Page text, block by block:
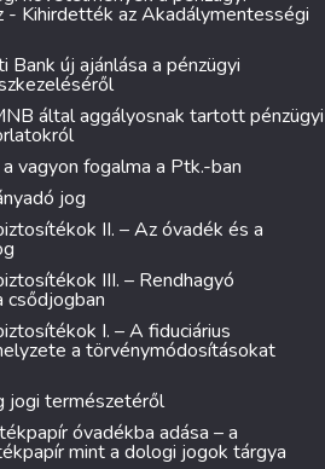
- Kihirdették az Akadálymentességi
új ajánlása a pénzügyi
által aggályosnak tartott pénzügyi
vagyon fogalma a Ptk.-ban
jog
II. – Az óvadék és a
III. – Rendhagyó
I. – A fiduciárius
a törvénymódosításokat
jogi természetéről
óvadékba adása – a
mint a dologi jogok tárgya